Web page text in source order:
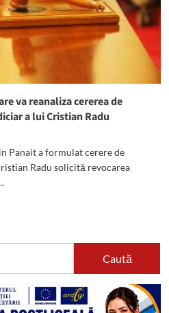
va reanaliza cererea de
a lui Cristian Radu
Panait a formulat cerere de
Radu solicită revocarea